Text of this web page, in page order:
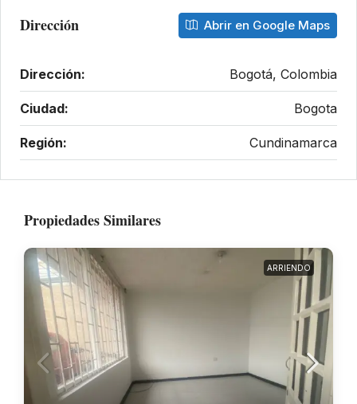
Dirección Abrir en Google Maps
Dirección: Bogotá, Colombia
Ciudad: Bogota
Región: Cundinamarca
Propiedades Similares
ARRIENDO